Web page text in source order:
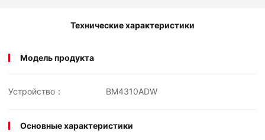
сети. Кроме того, вы можете
Mopria, без необходимости
упрощает печать файлов и
находились.
печати благодаря идеальному
Технические характеристики
Модель продукта
Устройство： BM4310ADW
Основные характеристики